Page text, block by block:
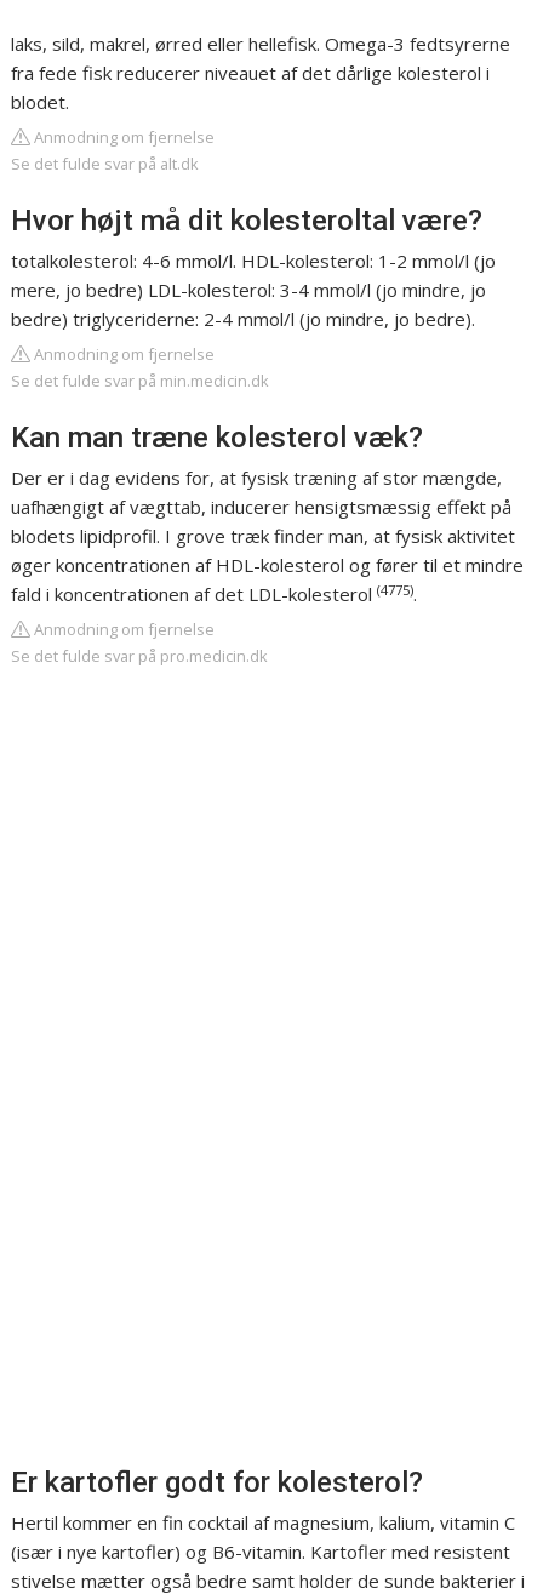
laks, sild, makrel, ørred eller hellefisk. Omega-3 fedtsyrerne
fra fede fisk reducerer niveauet af det dårlige kolesterol i
blodet.
Anmodning om fjernelse
Se det fulde svar på alt.dk
Hvor højt må dit kolesteroltal være?
totalkolesterol: 4-6 mmol/l. HDL-kolesterol: 1-2 mmol/l (jo
mere, jo bedre) LDL-kolesterol: 3-4 mmol/l (jo mindre, jo
bedre) triglyceriderne: 2-4 mmol/l (jo mindre, jo bedre).
Anmodning om fjernelse
Se det fulde svar på min.medicin.dk
Kan man træne kolesterol væk?
Der er i dag evidens for, at fysisk træning af stor mængde,
uafhængigt af vægttab, inducerer hensigtsmæssig effekt på
blodets lipidprofil. I grove træk finder man, at fysisk aktivitet
øger koncentrationen af HDL-kolesterol og fører til et mindre
fald i koncentrationen af det LDL-kolesterol(4775).
Anmodning om fjernelse
Se det fulde svar på pro.medicin.dk
Er kartofler godt for kolesterol?
Hertil kommer en fin cocktail af magnesium, kalium, vitamin C
(især i nye kartofler) og B6-vitamin. Kartofler med resistent
stivelse mætter også bedre samt holder de sunde bakterier i